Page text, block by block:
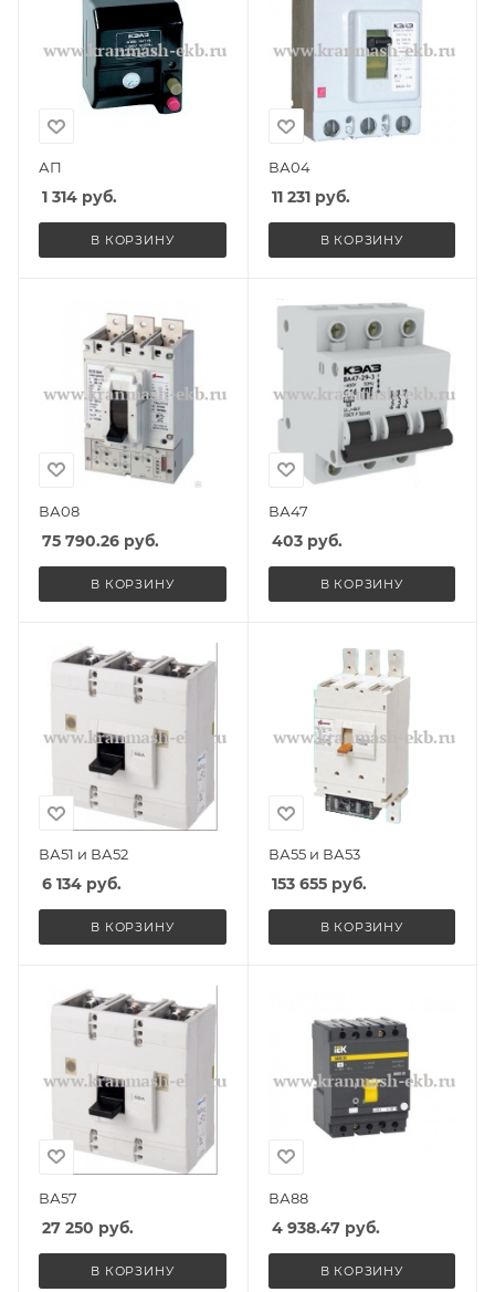
АП
1 314 руб.
В КОРЗИНУ
ВА04
11 231руб.
В КОРЗИНУ
ВА08
75 790.26 руб.
В КОРЗИНУ
ВА47
403руб.
В КОРЗИНУ
ВА51 и ВА52
6 134 руб.
В КОРЗИНУ
ВА55 и ВА53
153 655руб.
В КОРЗИНУ
ВА57
27 250 руб.
В КОРЗИНУ
ВА88
4 938.47руб.
В КОРЗИНУ